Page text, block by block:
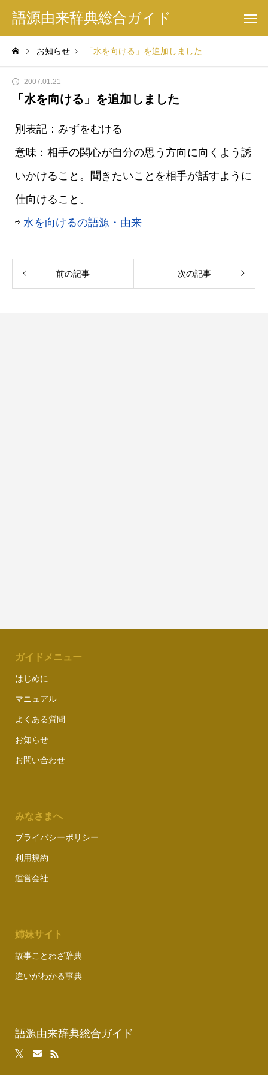
語源由来辞典総合ガイド
お知らせ 「水を向ける」を追加しました
2007.01.21
「水を向ける」を追加しました
別表記：みずをむける
意味：相手の関心が自分の思う方向に向くよう誘
いかけること。聞きたいことを相手が話すように
仕向けること。
⇨ 水を向けるの語源・由来
前の記事 次の記事
ガイドメニュー
はじめに
マニュアル
よくある質問
お知らせ
お問い合わせ
みなさまへ
プライバシーポリシー
利用規約
運営会社
姉妹サイト
故事ことわざ辞典
違いがわかる事典
語源由来辞典総合ガイド